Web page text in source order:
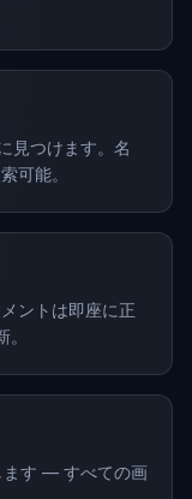
見つけます。名
可能。
ントは即座に正
ます — すべての画